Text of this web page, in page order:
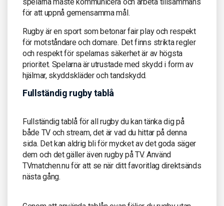
för att uppnå gemensamma mål.
Rugby är en sport som betonar fair play och respekt
för motståndare och domare. Det finns strikta regler
och respekt för spelarnas säkerhet är av högsta
prioritet. Spelarna är utrustade med skydd i form av
hjälmar, skyddskläder och tandskydd.
Fullständig rugby tablå
Fullständig tablå för all rugby du kan tänka dig på
både TV och stream, det är vad du hittar på denna
sida. Det kan aldrig bli för mycket av det goda säger
dem och det gäller även rugby på TV. Använd
TVmatchen.nu för att se när ditt favoritlag direktsänds
nästa gång.